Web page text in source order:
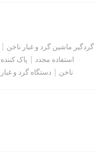
گردگیر ماشین گرد و غبار ناخن
استفاده مجدد
پاک
ناخن
|دستگاه گرد و